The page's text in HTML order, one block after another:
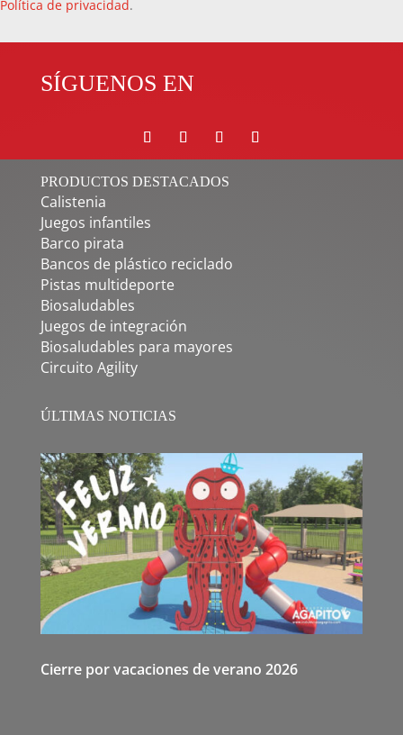
Política de privacidad.
SÍGUENOS EN
PRODUCTOS DESTACADOS
Calistenia
Juegos infantiles
Barco pirata
Bancos de plástico reciclado
Pistas multideporte
Biosaludables
Juegos de integración
Biosaludables para mayores
Circuito Agility
ÚLTIMAS NOTICIAS
Cierre por vacaciones de verano 2026